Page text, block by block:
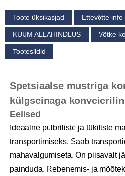
Toote üksikasjad Ettevõtte info
KUUM ALLAHINDLUS Võtke
Tootesildid
Spetsiaalse mustriga
külgseinaga
Eelised
Ideaalne pulbriliste ja tükiliste
transportimiseks. Saab
mahavalgumiseta. On piisavalt
painduda. Rebenemis- ja